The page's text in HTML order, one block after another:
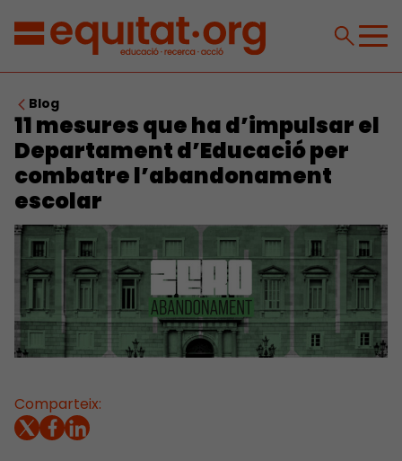
Blog
11 mesures que ha d’impulsar el
Departament d’Educació per
combatre l’abandonament
escolar
Comparteix: